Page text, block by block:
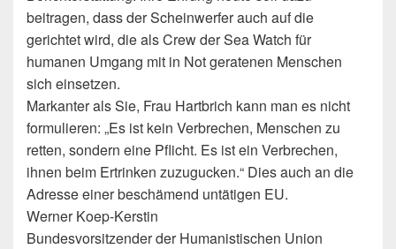
beitragen, dass der Scheinwerfer auch auf die
gerichtet wird, die als Crew der Sea Watch für
humanen Umgang mit in Not geratenen Menschen
sich einsetzen.
Markanter als Sie, Frau Hartbrich kann man es nicht
formulieren: „Es ist kein Verbrechen, Menschen zu
retten, sondern eine Pflicht. Es ist ein Verbrechen,
ihnen beim Ertrinken zuzugucken.“ Dies auch an die
Adresse einer beschämend untätigen EU.
Werner Koep-Kerstin
Bundesvorsitzender der Humanistischen Union